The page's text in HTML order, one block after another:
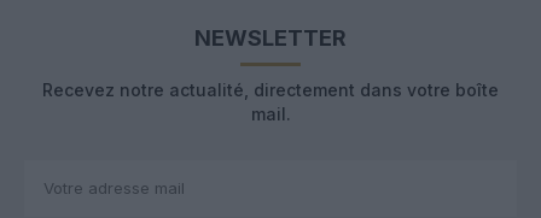
NEWSLETTER
Recevez notre actualité, directement dans votre boîte
mail.